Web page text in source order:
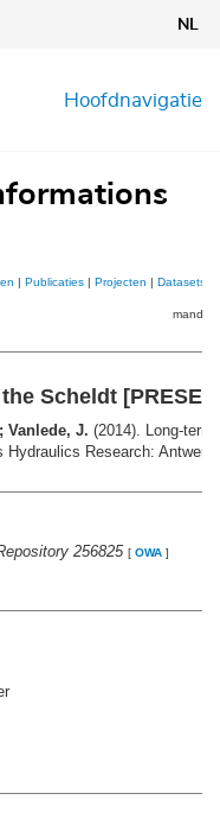
NL
Hoofdnavigatie
| Publicaties| Projecten | Datasets
mandje
Scheldt
Vanlede, J. (2014). Long-
Research:
256825 [ OWA ]